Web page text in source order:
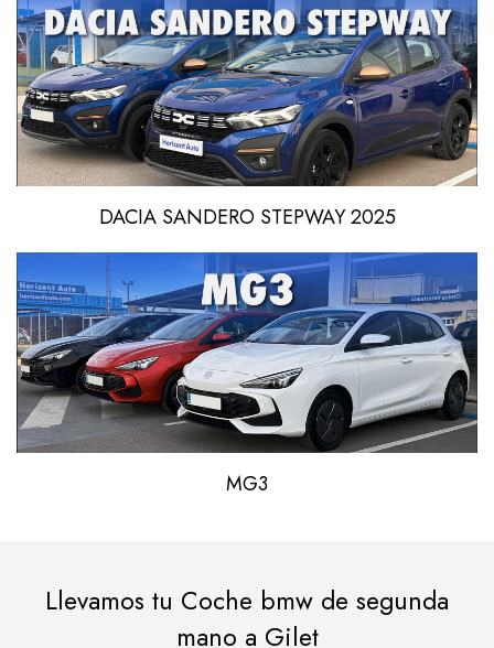
DACIA SANDERO STEPWAY 2025
MG3
Llevamos tu Coche bmw de segunda
mano a Gilet